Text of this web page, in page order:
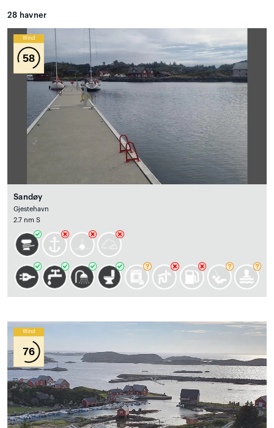
28 havner
Wind
58
Sandøy
Gjestehavn
2.7 nm S
Wind
76